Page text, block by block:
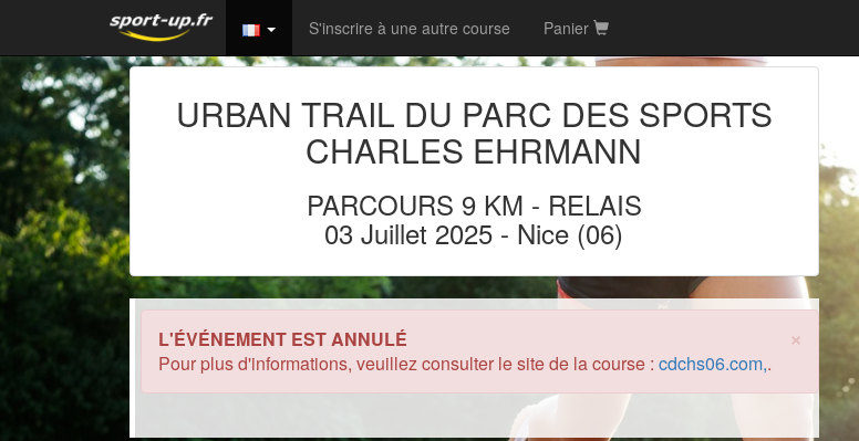
S'inscrire à une autre course Panier
URBAN TRAIL DU PARC DES SPORTS
CHARLES EHRMANN
PARCOURS 9 KM - RELAIS
03 Juillet 2025 - Nice (06)
×
L'ÉVÉNEMENT EST ANNULÉ
Pour plus d'informations, veuillez consulter le site de la course : cdchs06.com,.